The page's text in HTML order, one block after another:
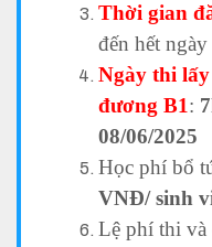
Thời gian
đến hết ngày
Ngày thi
đương B1:
08/06/2025
Học phí bổ
VNĐ/ sinh
Lệ phí thi và